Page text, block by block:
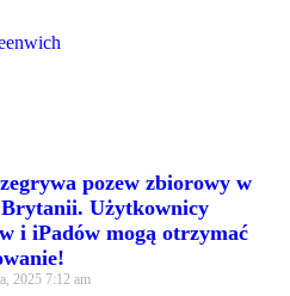
pozew zbiorowy w
Użytkownicy
i iPadów mogą otrzymać
2025 7:12 am